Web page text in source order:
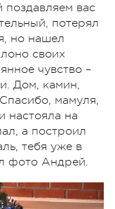
вас
потерял
но нашел
своих
чувство –
Дом, камин,
мамуля,
настояла на
а построил
тебя уже в
фото Андрей.